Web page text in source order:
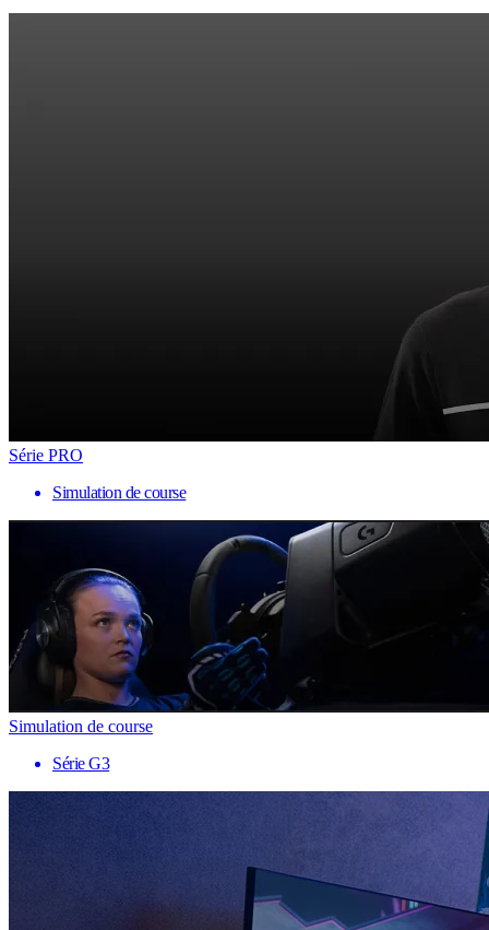
Série PRO
Simulation de course
Simulation de course
Série G3